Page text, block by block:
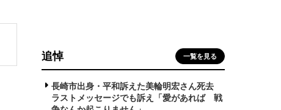
追悼 一覧を見る
長崎市出身・平和訴えた美輪明宏さん死去
ラストメッセージでも訴え「愛があれば 戦